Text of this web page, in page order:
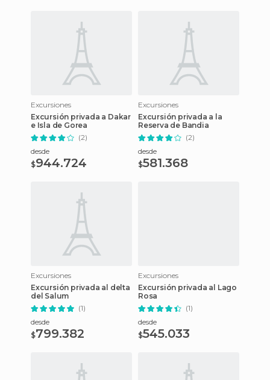
Excursiones
Excursión privada a Dakar
e Isla de Gorea
(2)
desde
$944.724
Excursiones
Excursión privada a la
Reserva de Bandia
(2)
desde
$581.368
Excursiones
Excursión privada al delta
del Salum
(1)
desde
$799.382
Excursiones
Excursión privada al Lago
Rosa
(1)
desde
$545.033